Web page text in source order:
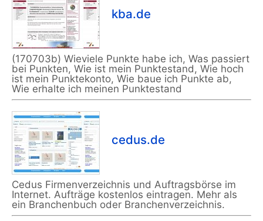
kba.de
(170703b) Wieviele Punkte habe ich, Was passiert
bei Punkten, Wie ist mein Punktestand, Wie hoch
ist mein Punktekonto, Wie baue ich Punkte ab,
Wie erhalte ich meinen Punktestand
cedus.de
Cedus Firmenverzeichnis und Auftragsbörse im
Internet. Aufträge kostenlos eintragen. Mehr als
ein Branchenbuch oder Branchenverzeichnis.